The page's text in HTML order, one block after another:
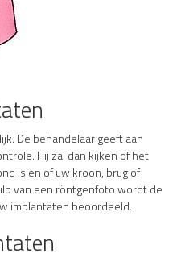
De behandelaar geeft aan
Hij zal dan kijken of het
is en of uw kroon, brug of
van een röntgenfoto wordt de
implantaten beoordeeld.